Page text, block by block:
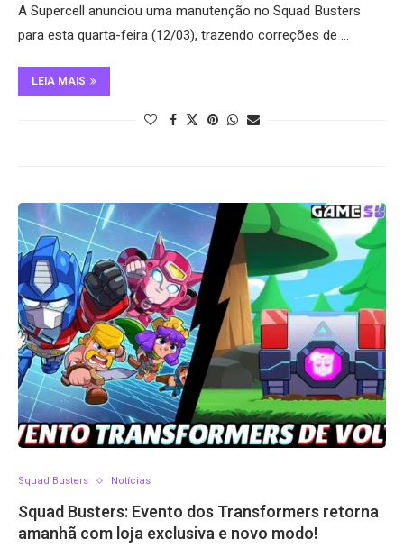
A Supercell anunciou uma manutenção no Squad Busters
para esta quarta-feira (12/03), trazendo correções de …
LEIA MAIS
Squad Busters Notícias
Squad Busters: Evento dos Transformers retorna
amanhã com loja exclusiva e novo modo!